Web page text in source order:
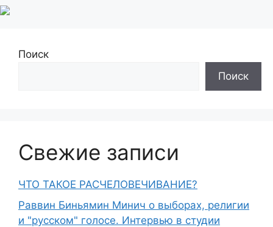
Поиск
Поиск
Свежие записи
ЧТО ТАКОЕ РАСЧЕЛОВЕЧИВАНИЕ?
Раввин Биньямин Минич о выборах, религии
и "русском" голосе. Интервью в студии